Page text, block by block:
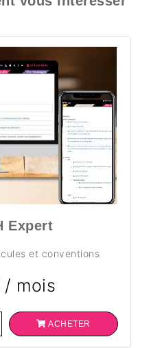
Expert
et conventions
mois
ACHETER